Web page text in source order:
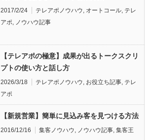
2017/2/24 テレアポノウハウ オートコール テレ
アポ
ノウハウ記事
【テレアポの極意】成果が出るトークスクリ
プトの使い方と話し方
2026/3/18 テレアポノウハウ お役立ち記事 テレ
アポ
【新規営業】簡単に見込み客を見つける方法
2016/12/16 集客ノウハウ ノウハウ記事 集客王